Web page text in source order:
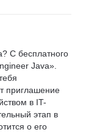
С бесплатного
Java».
приглашение
в IT-
этап в
о его